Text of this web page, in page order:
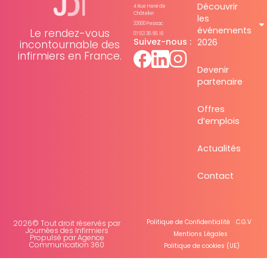
Le rendez-vous
incontournable des
infirmiers en France.
4 Rue Henri de
Châtelier
33600 Pessac
07 83 38 68 19
Suivez-nous :
Découvrir
les
événements
2026
Devenir
partenaire
Offres
d’emplois
Actualités
Contact
2026© Tout droit réservés par
Journées des Infirmiers
Propulsé par Agence
Communication 360
Politique de Confidentialité
C.G.V
Mentions Légales
Politique de cookies (UE)